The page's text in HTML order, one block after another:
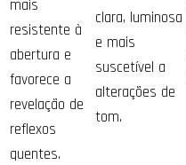
mais
resistente à
abertura e
favorece a
revelação de
reflexos
quentes.
clara, luminosa
e mais
suscetível a
alterações de
tom.